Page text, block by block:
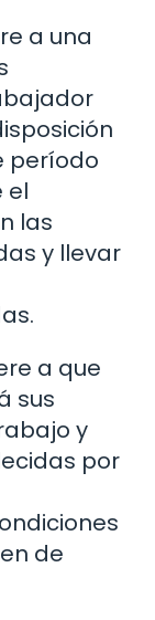
a una
período
el
las
y llevar
a que
sus
y
por
de